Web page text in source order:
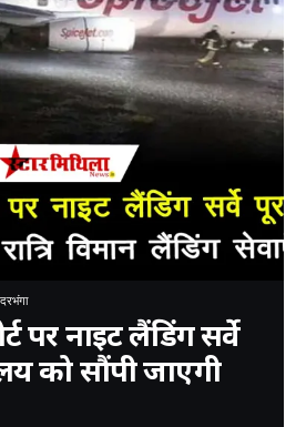
दरभंगा
पर नाइट लैंडिंग सर्वे
को सौंपी जाएगी